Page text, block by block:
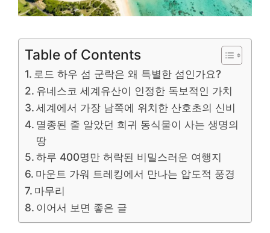
Table of Contents
로드 하우 섬 군락은 왜 특별한 섬인가요?
유네스코 세계유산이 인정한 독보적인 가치
세계에서 가장 남쪽에 위치한 산호초의 신비
멸종된 줄 알았던 희귀 동식물이 사는 생명의
땅
하루 400명만 허락된 비밀스러운 여행지
마운트 가워 트레킹에서 만나는 압도적 풍경
마무리
이어서 보면 좋은 글